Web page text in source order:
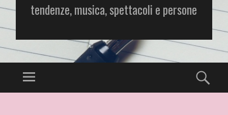
tendenze, musica, spettacoli e persone